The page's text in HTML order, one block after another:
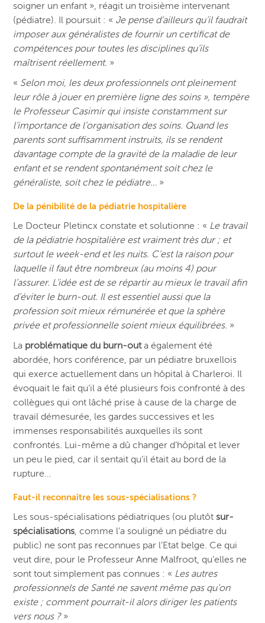
soigner un enfant », réagit un troisième intervenant
(pédiatre). Il poursuit : « Je pense d’ailleurs qu’il faudrait
imposer aux généralistes de fournir un certificat de
compétences pour toutes les disciplines qu’ils
maîtrisent réellement. »
« Selon moi, les deux professionnels ont pleinement
leur rôle à jouer en première ligne des soins », tempère
le Professeur Casimir qui insiste constamment sur
l’importance de l’organisation des soins. Quand les
parents sont suffisamment instruits, ils se rendent
davantage compte de la gravité de la maladie de leur
enfant et se rendent spontanément soit chez le
généraliste, soit chez le pédiatre… »
De la pénibilité de la pédiatrie hospitalière
Le Docteur Pletincx constate et solutionne : « Le travail
de la pédiatrie hospitalière est vraiment très dur ; et
surtout le week-end et les nuits. C’est la raison pour
laquelle il faut être nombreux (au moins 4) pour
l’assurer. L’idée est de se répartir au mieux le travail afin
d’éviter le burn-out. Il est essentiel aussi que la
profession soit mieux rémunérée et que la sphère
privée et professionnelle soient mieux équilibrées. »
La problématique du burn-outa également été
abordée, hors conférence, par un pédiatre bruxellois
qui exerce actuellement dans un hôpital à Charleroi. Il
évoquait le fait qu’il a été plusieurs fois confronté à des
collègues qui ont lâché prise à cause de la charge de
travail démesurée, les gardes successives et les
immenses responsabilités auxquelles ils sont
confrontés. Lui-même a dû changer d’hôpital et lever
un peu le pied, car il sentait qu’il était au bord de la
rupture…
Faut-il reconnaître les sous-spécialisations ?
Les sous-spécialisations pédiatriques (ou plutôtsur-
spécialisations, comme l’a souligné un pédiatre du
public) ne sont pas reconnues par l’Etat belge. Ce qui
veut dire, pour le Professeur Anne Malfroot, qu’elles ne
sont tout simplement pas connues : « Les autres
professionnels de Santé ne savent même pas qu’on
existe ; comment pourrait-il alors diriger les patients
vers nous ?»